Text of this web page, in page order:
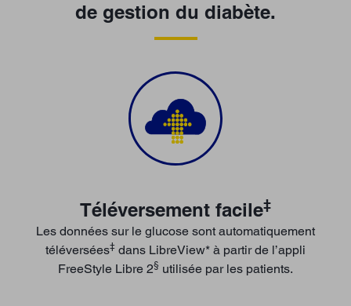
de gestion du diabète.
Téléversement facile‡
Les données sur le glucose sont automatiquement
téléversées‡ dans LibreView* à partir de l’appli
FreeStyle Libre 2§ utilisée par les patients.